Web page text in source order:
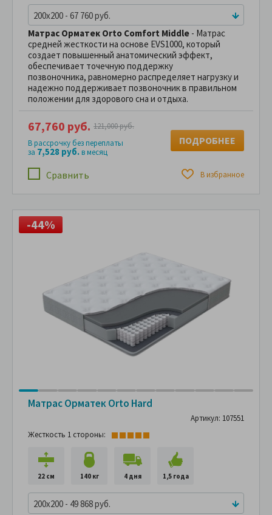
200x200 - 67 760 руб.
Матрас Орматек Orto Comfort Middle - Матрас
средней жесткости на основе EVS1000, который
создает повышенный анатомический эффект,
обеспечивает точечную поддержку
позвоночника, равномерно распределяет нагрузку и
надежно поддерживает позвоночник в правильном
положении для здорового сна и отдыха.
Сравнить В избранное
67,760 руб. 121,000 руб.
В рассрочку без переплаты
за 7,528 руб.в месяц
ПОДРОБНЕЕ
-44%
Матрас Орматек Orto Hard
Артикул: 107551
Жесткость 1 стороны:
22 см 140 кг 4 дня 1,5 года
200x200 - 49 868 руб.